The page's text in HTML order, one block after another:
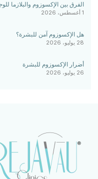
الفرق بين الإكسوزوم والبلازما
1 أغسطس، 2026
هل الإكسوزوم آمن للبشرة؟
28 يوليو، 2026
أضرار الإكسوزوم للبشرة
26 يوليو، 2026